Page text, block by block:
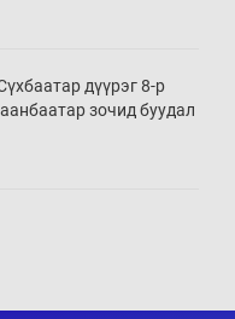
дүүрэг 8-р
зочид буудал